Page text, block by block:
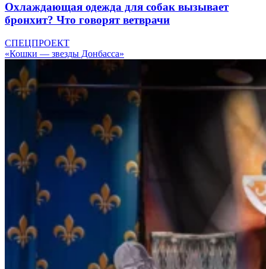
Охлаждающая одежда для собак вызывает
бронхит? Что говорят ветврачи
СПЕЦПРОЕКТ
«Кошки — звезды Донбасса»